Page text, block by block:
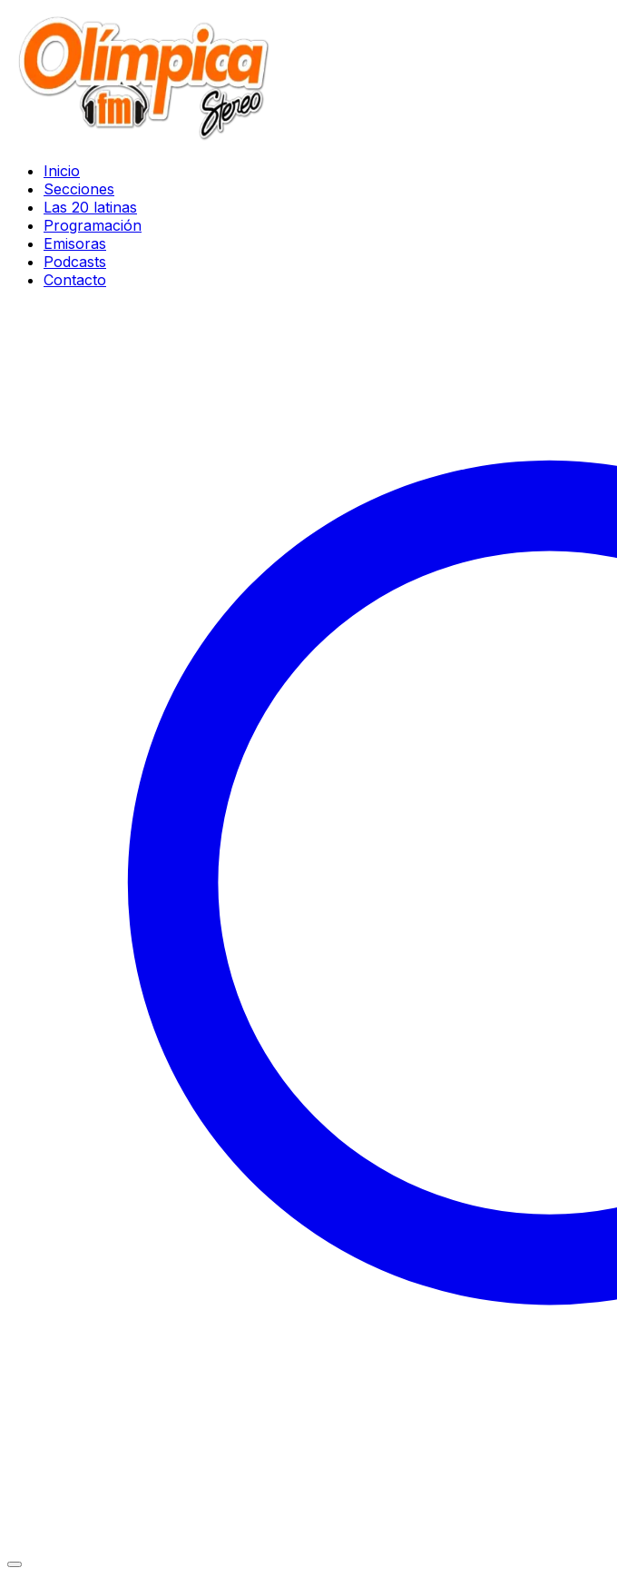
Inicio
Secciones
Las 20 latinas
Programación
Emisoras
Podcasts
Contacto